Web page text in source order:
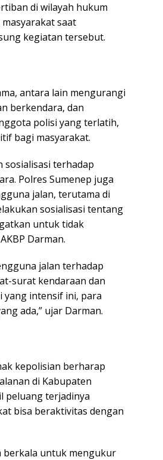
di wilayah hukum
saat
kegiatan tersebut.
antara lain mengurangi
berkendara, dan
polisi yang terlatih,
bagi masyarakat.
sosialisasi terhadap
Polres Sumenep juga
jalan, terutama di
sosialisasi tentang
untuk tidak
Darman.
jalan terhadap
surat kendaraan dan
yang intensif ini, para
ada,” ujar Darman.
kepolisian berharap
di Kabupaten
peluang terjadinya
bisa beraktivitas dengan
berkala untuk mengukur